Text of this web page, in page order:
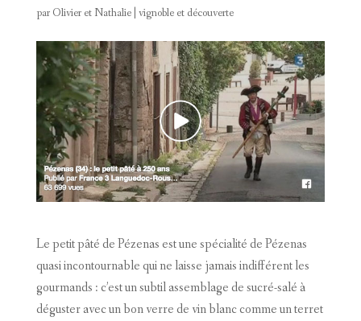
par Olivier et Nathalie| vignoble et découverte
Le petit pâté de Pézenas est une spécialité de Pézenas
quasi incontournable qui ne laisse jamais indifférent les
gourmands : c’est un subtil assemblage de sucré-salé à
déguster avec un bon verre de vin blanc comme un terret